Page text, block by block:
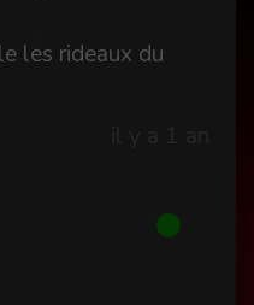
les rideaux du